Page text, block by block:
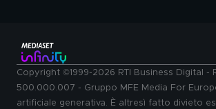
Copyright ©1999-2026 RTI Business Digital -
500.000.007 - Gruppo MFE Media For
artificiale generativa. È altresì fatto divieto